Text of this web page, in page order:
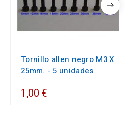
Tornillo allen negro M3 X
25mm. - 5 unidades
1,00 €